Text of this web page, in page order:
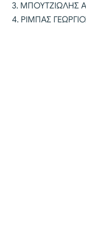
3. ΜΠΟΥΤΖΙΩΛΗΣ
4. ΡΙΜΠΑΣ